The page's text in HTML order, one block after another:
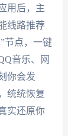
用后，主
线路推荐
节点，一键
音乐、网
你会发
统统恢复
实还原你